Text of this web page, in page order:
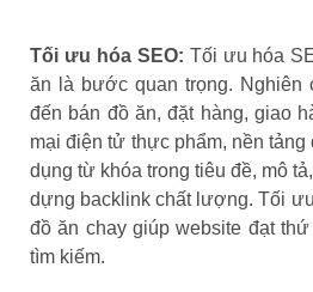
Tối ưu hóa SEO: Tối ưu hóa
ăn là bước quan trọng. Nghiên
đến bán đồ ăn, đặt hàng, giao
mại điện tử thực phẩm, nền
dụng từ khóa trong tiêu đề, mô
dựng backlink chất lượng. Tối
đồ ăn chay giúp website đạt
tìm kiếm.